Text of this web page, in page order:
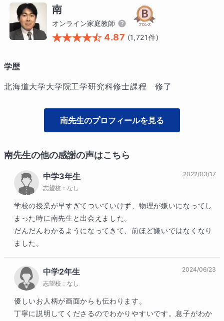
南
オンライン家庭教師
4.87 (1,721件)
学歴
北海道大学大学院工学研究科修士課程　修了
南先生のプロフィールを見る
南先生の他の感謝の声はこちら
中学3年生
志望校： なし
2022/03/17
学校の授業が早すぎてついていけず、物理が嫌いになってし
まった時に南先生と出会えました。
だんだんわかるようになってきて、前ほど嫌いではなくなり
ました。
中学2年生
志望校： なし
2024/06/23
優しいお人柄が画面からも伝わります。
丁寧に説明してくださるのでわかりやすいです。息子がわか